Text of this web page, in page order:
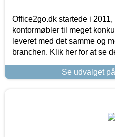
Office2go.dk startede i
kontormøbler til meget
leveret med det samme og
branchen. Klik her for at se
Se udvalget